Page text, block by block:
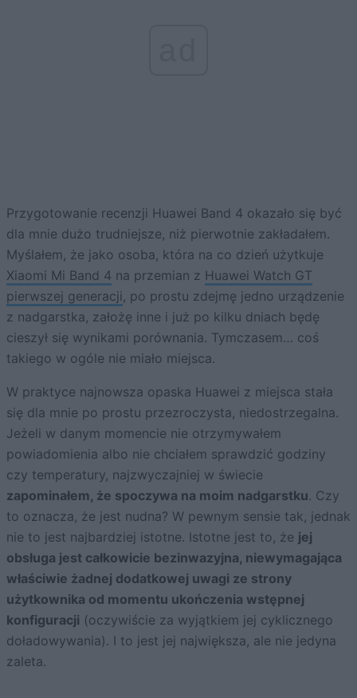
Przygotowanie recenzji Huawei Band 4 okazało się być
dla mnie dużo trudniejsze, niż pierwotnie zakładałem.
Myślałem, że jako osoba, która na co dzień użytkuje
Xiaomi Mi Band 4 na przemian z Huawei Watch GT
pierwszej generacji, po prostu zdejmę jedno urządzenie
z nadgarstka, założę inne i już po kilku dniach będę
cieszył się wynikami porównania. Tymczasem… coś
takiego w ogóle nie miało miejsca.
W praktyce najnowsza opaska Huawei z miejsca stała
się dla mnie po prostu przezroczysta, niedostrzegalna.
Jeżeli w danym momencie nie otrzymywałem
powiadomienia albo nie chciałem sprawdzić godziny
czy temperatury, najzwyczajniej w świecie
zapominałem, że spoczywa na moim nadgarstku. Czy
to oznacza, że jest nudna? W pewnym sensie tak, jednak
nie to jest najbardziej istotne. Istotne jest to, że jej
obsługa jest całkowicie bezinwazyjna, niewymagająca
właściwie żadnej dodatkowej uwagi ze strony
użytkownika od momentu ukończenia wstępnej
konfiguracji (oczywiście za wyjątkiem jej cyklicznego
doładowywania). I to jest jej największa, ale nie jedyna
zaleta.